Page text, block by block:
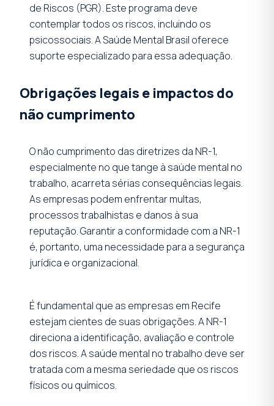
de Riscos (PGR). Este programa deve
contemplar todos os riscos, incluindo os
psicossociais. A Saúde Mental Brasil oferece
suporte especializado para essa adequação.
Obrigações legais e impactos do
não cumprimento
O não cumprimento das diretrizes da NR-1,
especialmente no que tange à saúde mental no
trabalho, acarreta sérias consequências legais.
As empresas podem enfrentar multas,
processos trabalhistas e danos à sua
reputação. Garantir a conformidade com a NR-1
é, portanto, uma necessidade para a segurança
jurídica e organizacional.
É fundamental que as empresas em Recife
estejam cientes de suas obrigações. A NR-1
direciona a identificação, avaliação e controle
dos riscos. A saúde mental no trabalho deve ser
tratada com a mesma seriedade que os riscos
físicos ou químicos.